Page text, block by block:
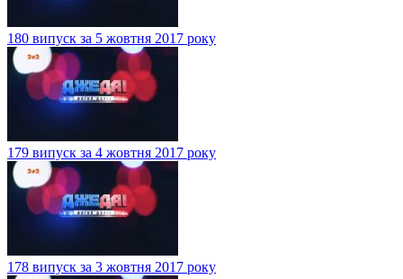
180 випуск за 5 жовтня 2017 року
179 випуск за 4 жовтня 2017 року
178 випуск за 3 жовтня 2017 року